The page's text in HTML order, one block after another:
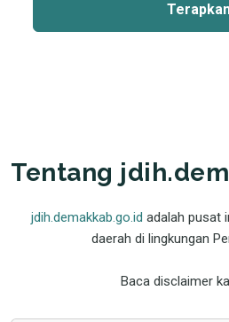
Tentang
jdih.demakkab.go.id adalah pusat
daerah di lingkungan
Baca disclaimer